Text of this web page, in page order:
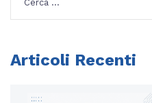
Articoli Recenti